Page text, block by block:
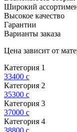
Широкий
Высокое качество
Гарантии
Варианты заказа
Цена зависит от
Категория 1
33400 c
Категория 2
35300 c
Категория 3
37000 c
Категория 4
38800 c